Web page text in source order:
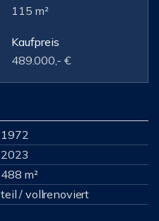
115 m²
Kaufpreis
489.000,- €
1972
2023
488 m²
teil / vollrenoviert